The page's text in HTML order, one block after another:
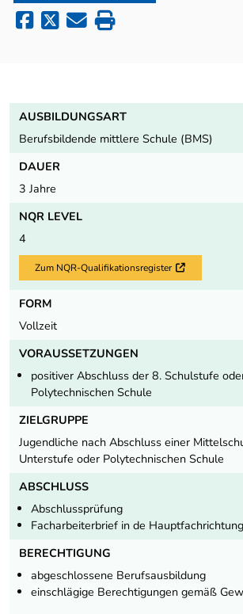
AUSBILDUNGSART
Berufsbildende mittlere Schule (BMS)
DAUER
3 Jahre
NQR LEVEL
4
Zum NQR-Qualifikationsregister Externer
FORM
Vollzeit
VORAUSSETZUNGEN
positiver Abschluss der 8. Schulstufe
Polytechnischen Schule
ZIELGRUPPE
Jugendliche nach Abschluss einer
Unterstufe oder Polytechnischen Schule
ABSCHLUSS
Abschlussprüfung
Facharbeiterbrief in de Hauptfachrichtung
BERECHTIGUNG
abgeschlossene Berufsausbildung
einschlägige Berechtigungen gemäß